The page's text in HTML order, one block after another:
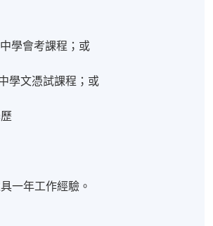
學會考課程；或
學文憑試課程；或
一年工作經驗。